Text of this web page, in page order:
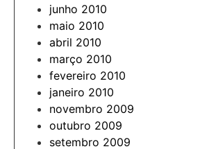
junho 2010
maio 2010
abril 2010
março 2010
fevereiro 2010
janeiro 2010
novembro 2009
outubro 2009
setembro 2009